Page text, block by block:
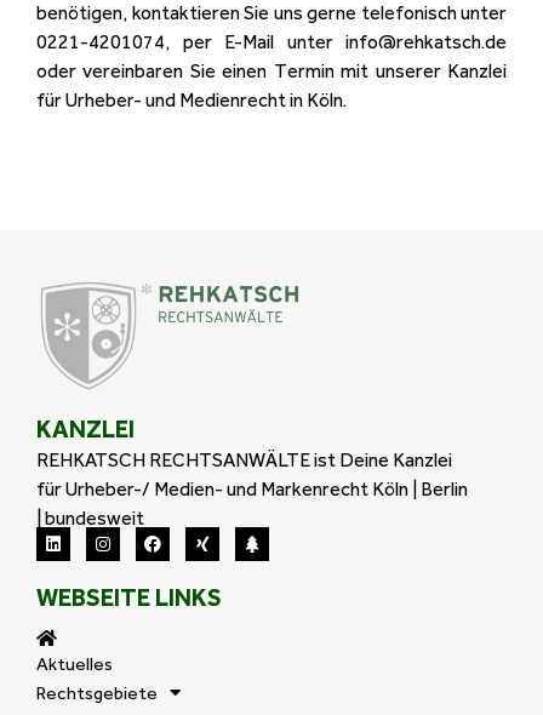
benötigen, kontaktieren Sie uns gerne telefonisch unter
0221-4201074, per E-Mail unter info@rehkatsch.de
oder vereinbaren Sie einen Termin mit unserer Kanzlei
für Urheber- und Medienrecht in Köln.
KANZLEI
REHKATSCH RECHTSANWÄLTE ist Deine Kanzlei
für Urheber-/ Medien- und Markenrecht Köln | Berlin
| bundesweit
WEBSEITE LINKS
Aktuelles
Rechtsgebiete